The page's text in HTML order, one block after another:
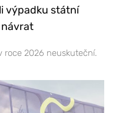
výpadku státní
návrat
roce 2026 neuskuteční.